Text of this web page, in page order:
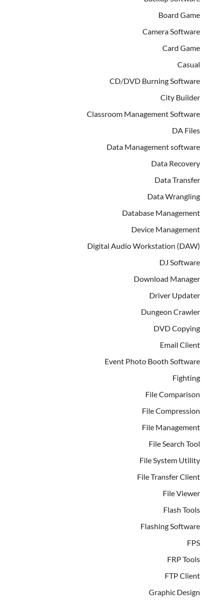
Board Game
Camera Software
Card Game
Casual
CD/DVD Burning Software
City Builder
Classroom Management Software
DA Files
Data Management software
Data Recovery
Data Transfer
Data Wrangling
Database Management
Device Management
Digital Audio Workstation (DAW)
DJ Software
Download Manager
Driver Updater
Dungeon Crawler
DVD Copying
Email Client
Event Photo Booth Software
Fighting
File Comparison
File Compression
File Management
File Search Tool
File System Utility
File Transfer Client
File Viewer
Flash Tools
Flashing Software
FPS
FRP Tools
FTP Client
Graphic Design